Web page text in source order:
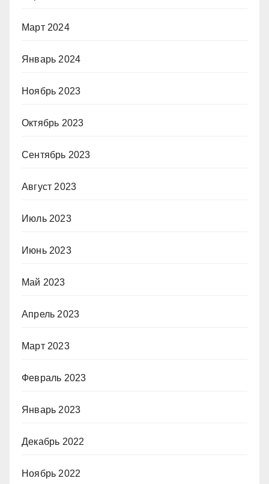
Март 2024
Январь 2024
Ноябрь 2023
Октябрь 2023
Сентябрь 2023
Август 2023
Июль 2023
Июнь 2023
Май 2023
Апрель 2023
Март 2023
Февраль 2023
Январь 2023
Декабрь 2022
Ноябрь 2022